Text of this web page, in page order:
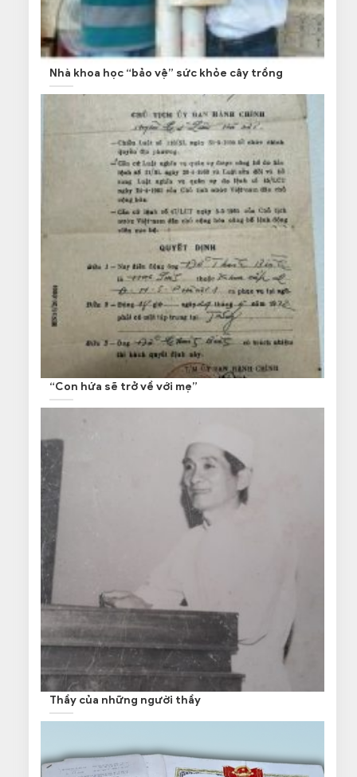
Nhà khoa học “bảo vệ” sức khỏe cây trồng
“Con hứa sẽ trở về với mẹ”
Thầy của những người thầy